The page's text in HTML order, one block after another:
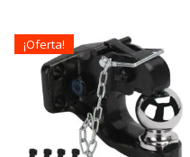
$15.000.
¡Oferta!